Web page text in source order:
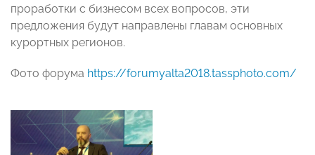
проработки с бизнесом всех вопросов, эти
предложения будут направлены главам основных
курортных регионов.
Фото форума https://forumyalta2018.tassphoto.com/